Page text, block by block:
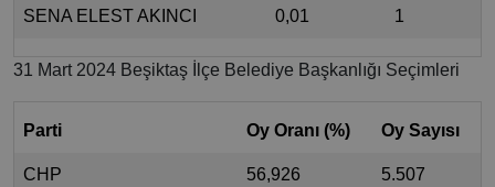
SENA ELEST AKINCI 0,01 1
31 Mart 2024 Beşiktaş İlçe Belediye Başkanlığı Seçimleri
Parti Oy Oranı (%) Oy Sayısı
CHP 56,926 5.507